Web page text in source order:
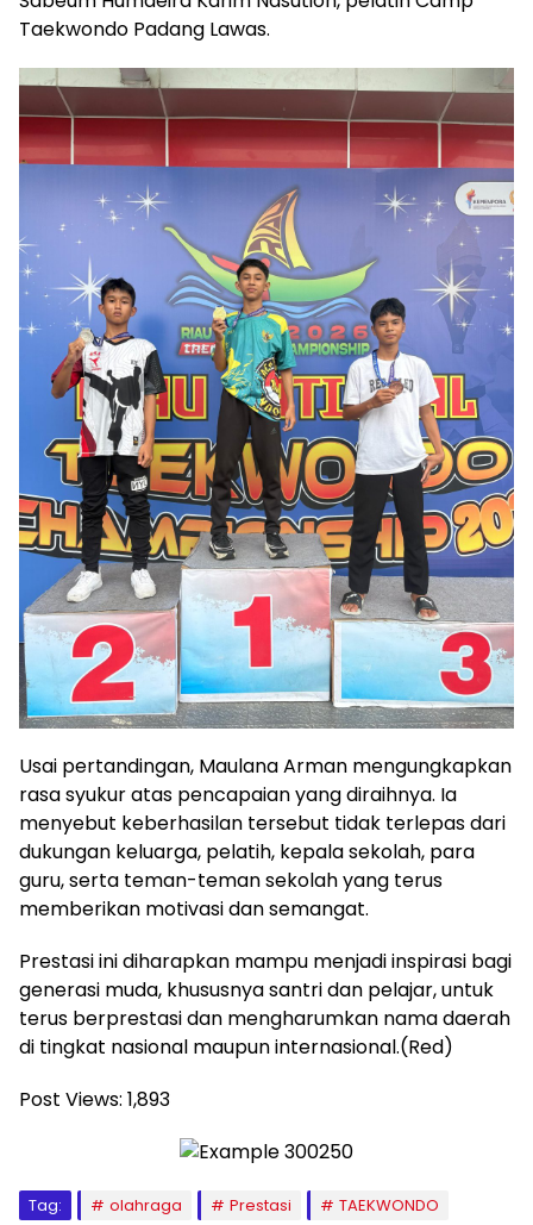
Taekwondo Padang Lawas.
Usai pertandingan, Maulana Arman mengungkapkan
rasa syukur atas pencapaian yang diraihnya. Ia
menyebut keberhasilan tersebut tidak terlepas dari
dukungan keluarga, pelatih, kepala sekolah, para
guru, serta teman-teman sekolah yang terus
memberikan motivasi dan semangat.
Prestasi ini diharapkan mampu menjadi inspirasi bagi
generasi muda, khususnya santri dan pelajar, untuk
terus berprestasi dan mengharumkan nama daerah
di tingkat nasional maupun internasional.(Red)
Post Views: 1,893
Tag: olahraga Prestasi
TAEKWONDO